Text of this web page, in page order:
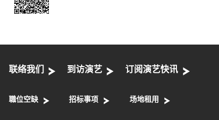
联络我们 到访演艺 订阅演艺快讯
職位空缺 招标事项 场地租用